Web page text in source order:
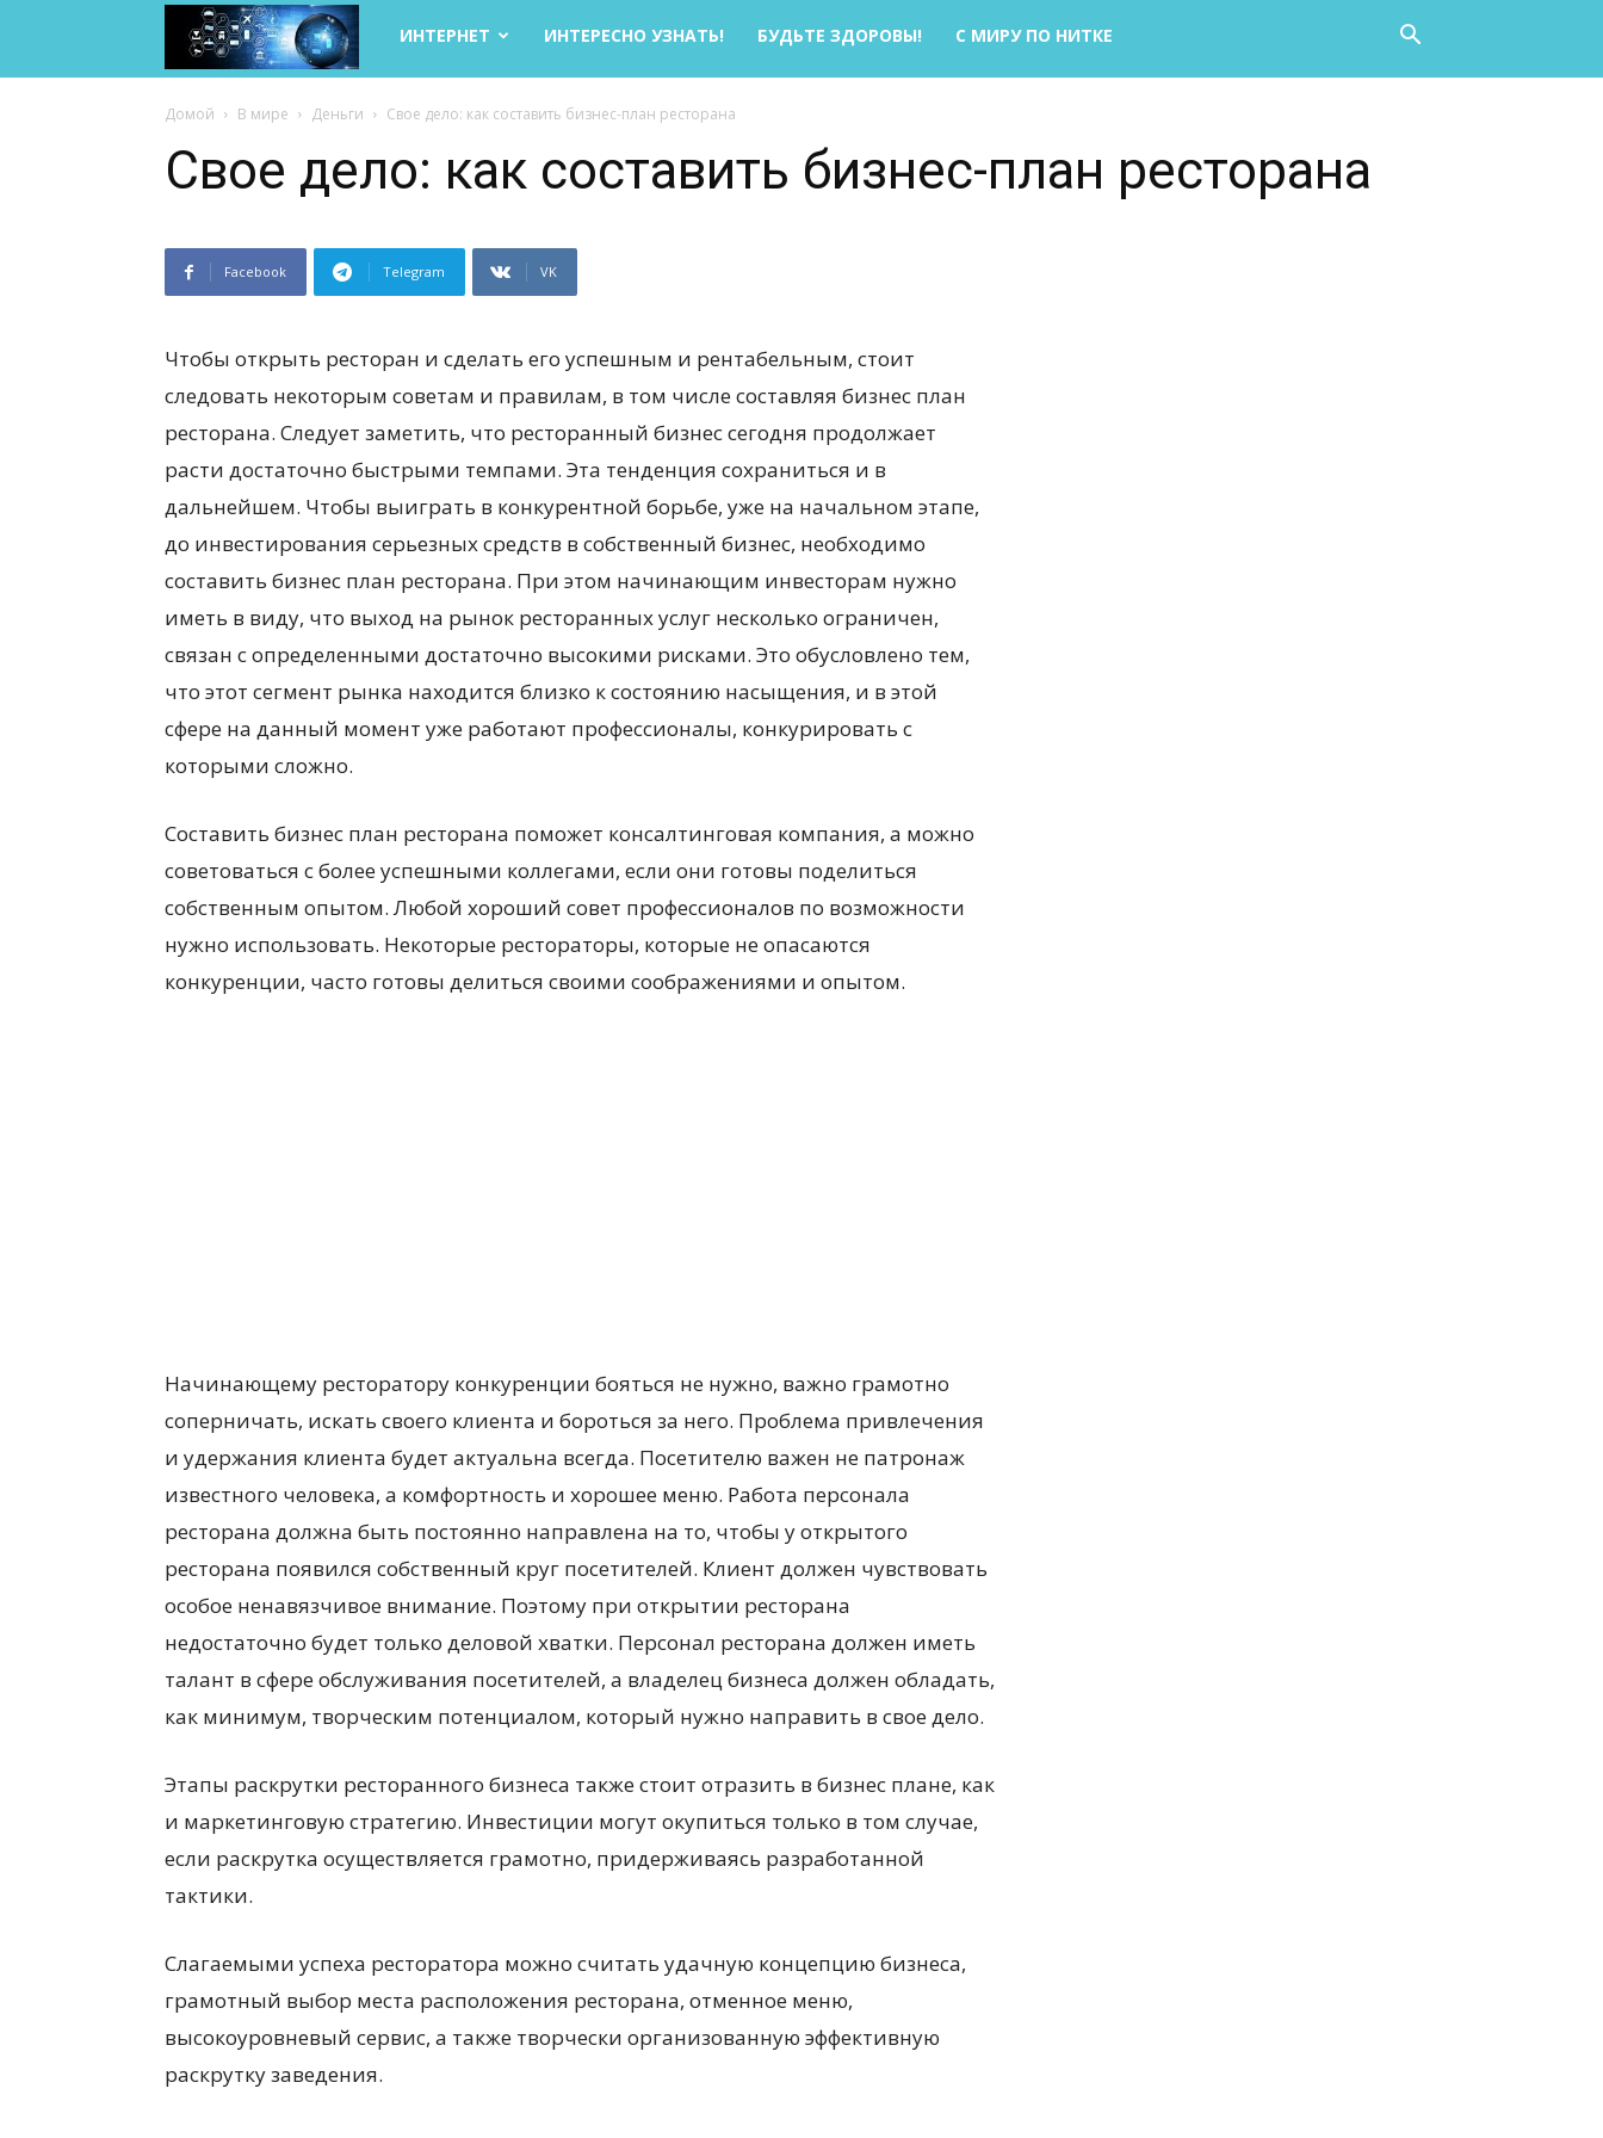
Life
Internet
ИНТЕРНЕТ ИНТЕРЕСНО УЗНАТЬ! БУДЬТЕ ЗДОРОВЫ! С МИРУ ПО НИТКЕ
Домой В мире Деньги Свое дело: как составить бизнес-план ресторана
Свое дело: как составить бизнес-план ресторана
Facebook Telegram VK
Чтобы открыть ресторан и сделать его успешным и рентабельным, стоит
следовать некоторым советам и правилам, в том числе составляя бизнес план
ресторана. Следует заметить, что ресторанный бизнес сегодня продолжает
расти достаточно быстрыми темпами. Эта тенденция сохраниться и в
дальнейшем. Чтобы выиграть в конкурентной борьбе, уже на начальном этапе,
до инвестирования серьезных средств в собственный бизнес, необходимо
составить бизнес план ресторана. При этом начинающим инвесторам нужно
иметь в виду, что выход на рынок ресторанных услуг несколько ограничен,
связан с определенными достаточно высокими рисками. Это обусловлено тем,
что этот сегмент рынка находится близко к состоянию насыщения, и в этой
сфере на данный момент уже работают профессионалы, конкурировать с
которыми сложно.
Составить бизнес план ресторана поможет консалтинговая компания, а можно
советоваться с более успешными коллегами, если они готовы поделиться
собственным опытом. Любой хороший совет профессионалов по возможности
нужно использовать. Некоторые рестораторы, которые не опасаются
конкуренции, часто готовы делиться своими соображениями и опытом.
Начинающему ресторатору конкуренции бояться не нужно, важно грамотно
соперничать, искать своего клиента и бороться за него. Проблема привлечения
и удержания клиента будет актуальна всегда. Посетителю важен не патронаж
известного человека, а комфортность и хорошее меню. Работа персонала
ресторана должна быть постоянно направлена на то, чтобы у открытого
ресторана появился собственный круг посетителей. Клиент должен чувствовать
особое ненавязчивое внимание. Поэтому при открытии ресторана
недостаточно будет только деловой хватки. Персонал ресторана должен иметь
талант в сфере обслуживания посетителей, а владелец бизнеса должен обладать,
как минимум, творческим потенциалом, который нужно направить в свое дело.
Этапы раскрутки ресторанного бизнеса также стоит отразить в бизнес плане, как
и маркетинговую стратегию. Инвестиции могут окупиться только в том случае,
если раскрутка осуществляется грамотно, придерживаясь разработанной
тактики.
Слагаемыми успеха ресторатора можно считать удачную концепцию бизнеса,
грамотный выбор места расположения ресторана, отменное меню,
высокоуровневый сервис, а также творчески организованную эффективную
раскрутку заведения.